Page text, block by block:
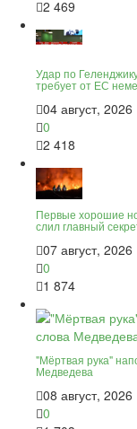
2 469
Удар по
требует от ЕС
04 август, 2026
0
2 418
Первые хорошие
слил главный
07 август, 2026
0
1 874
"Мёртвая рука"
Медведева
08 август, 2026
0